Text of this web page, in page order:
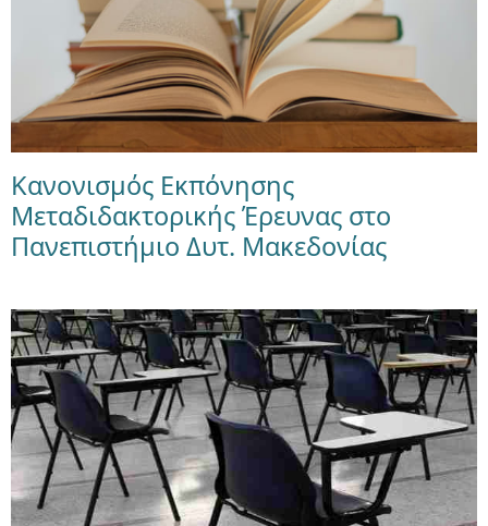
Κανονισμός Εκπόνησης
Μεταδιδακτορικής Έρευνας στο
Πανεπιστήμιο Δυτ. Μακεδονίας